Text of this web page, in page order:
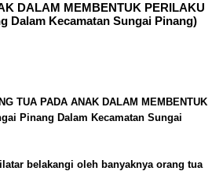
DALAM MEMBENTUK PERILAKU
Dalam Kecamatan Sungai Pinang)
TUA PADA ANAK DALAM MEMBENTUK
Pinang Dalam Kecamatan Sungai
belakangi oleh banyaknya orang tua